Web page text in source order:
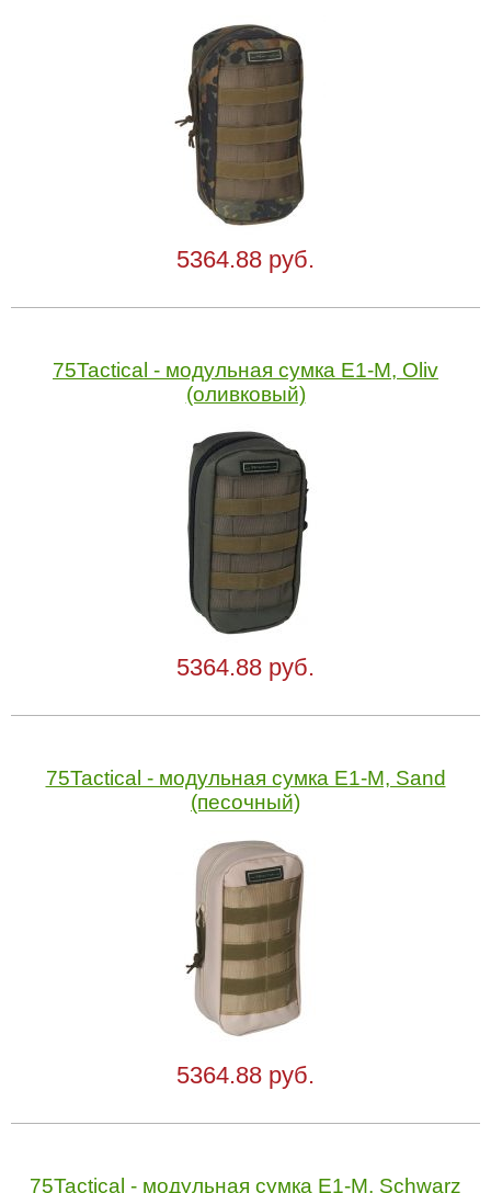
5364.88 руб.
75Tactical - модульная сумка Е1-М, Oliv
(оливковый)
5364.88 руб.
75Tactical - модульная сумка Е1-М, Sand
(песочный)
5364.88 руб.
75Tactical - модульная сумка Е1-М, Schwarz